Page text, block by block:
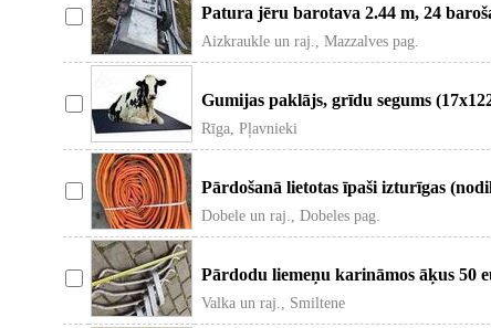
Patura jēru barotava 2.44 m, 24
Aizkraukle un raj., Mazzalves pag.
Gumijas paklājs, grīdu segums
Rīga, Pļavnieki
Pārdošanā lietotas īpaši izturīgas
Dobele un raj., Dobeles pag.
Pārdodu liemeņu karināmos āķus 50
Valka un raj., Smiltene